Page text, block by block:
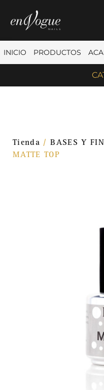
INICIO PRODUCTOS
Tienda /BASES Y
MATTE TOP